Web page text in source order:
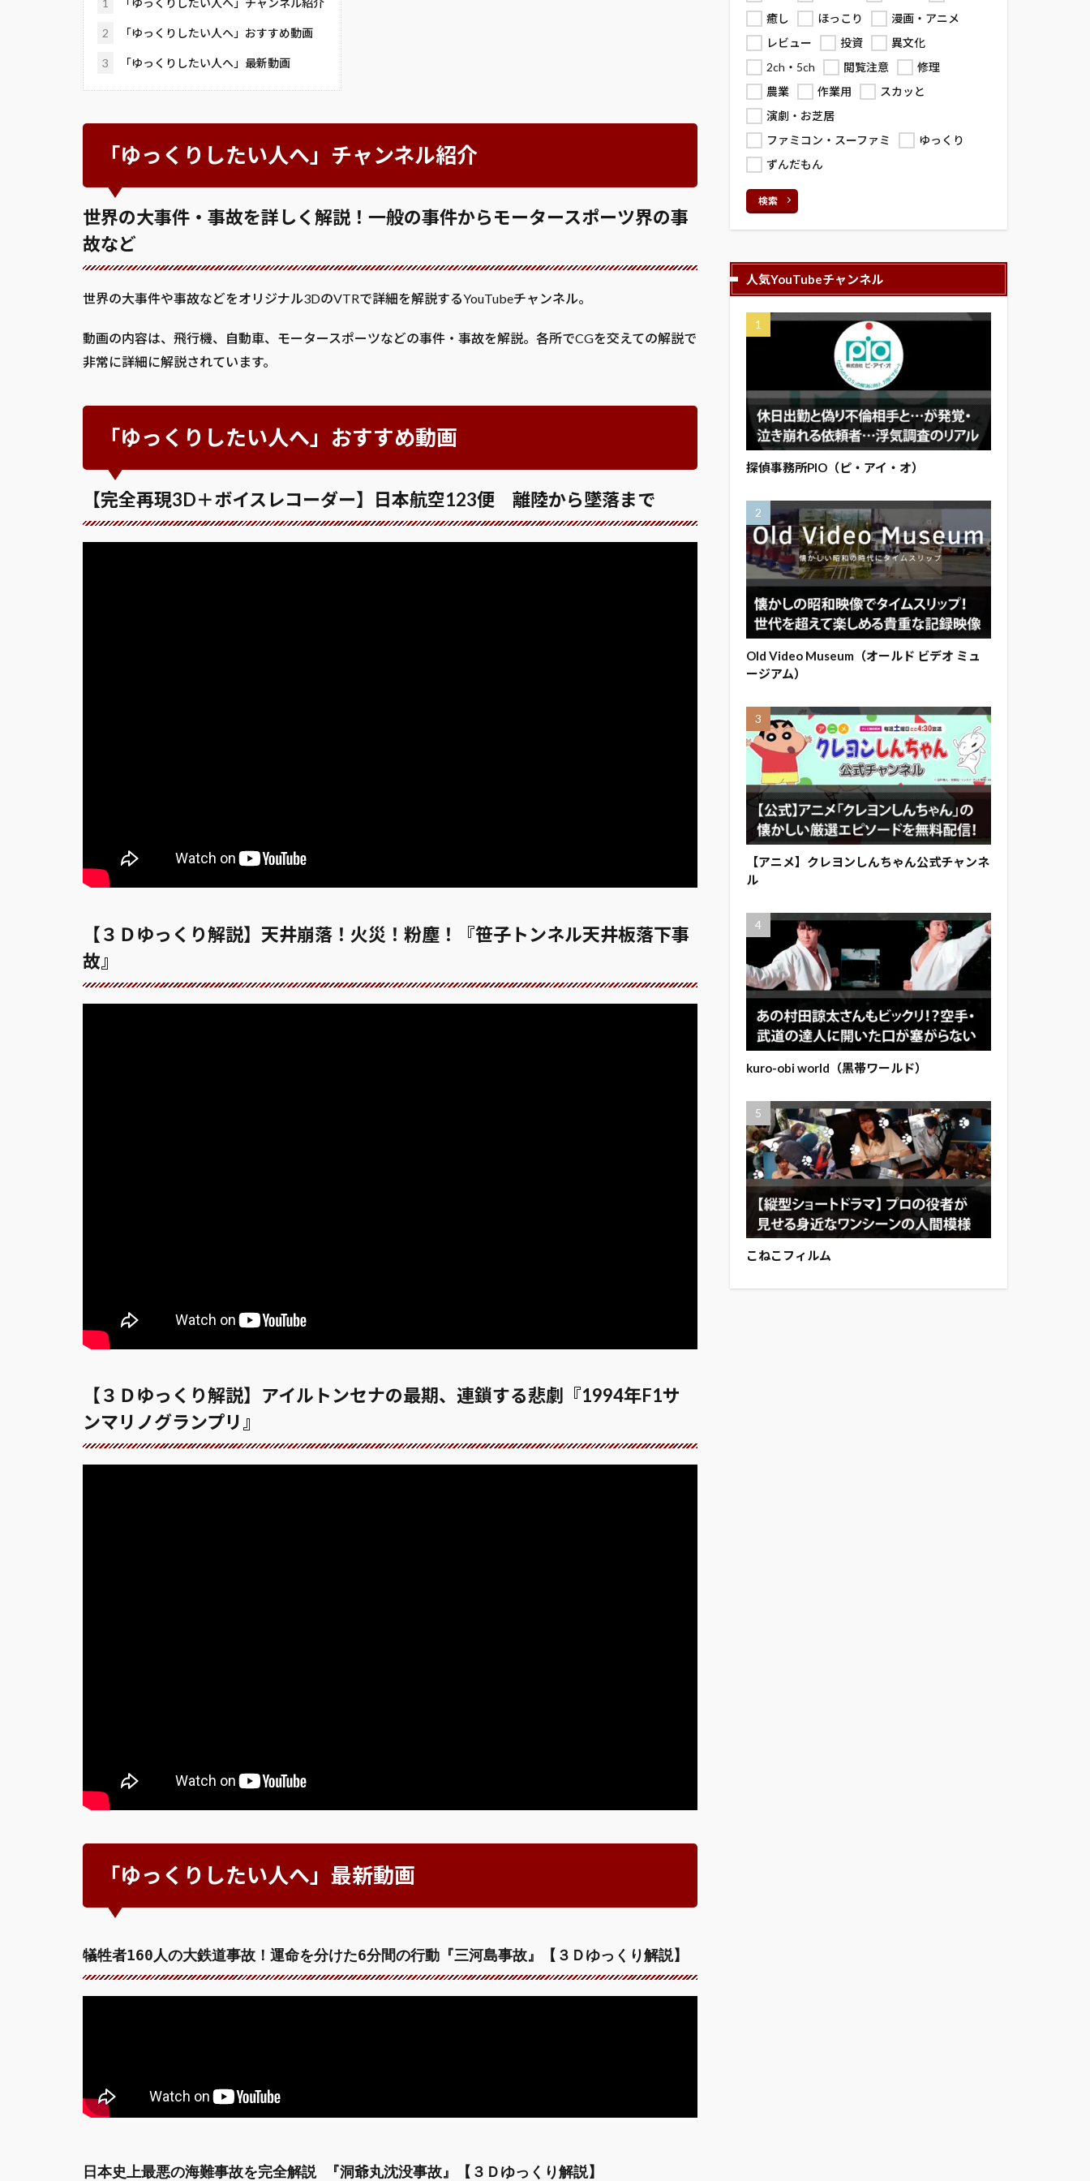
1 「ゆっくりしたい人へ」チャンネル紹介
2 「ゆっくりしたい人へ」おすすめ動画
3 「ゆっくりしたい人へ」最新動画
「ゆっくりしたい人へ」チャンネル紹介
世界の大事件・事故を詳しく解説！一般の事件からモータースポーツ界の事
故など
世界の大事件や事故などをオリジナル3DのVTRで詳細を解説するYouTubeチャンネル。
動画の内容は、飛行機、自動車、モータースポーツなどの事件・事故を解説。各所でCGを交えての解説で
非常に詳細に解説されています。
「ゆっくりしたい人へ」おすすめ動画
【完全再現3D＋ボイスレコーダー】日本航空123便 離陸から墜落まで
【３Ｄゆっくり解説】天井崩落！火災！粉塵！『笹子トンネル天井板落下事
故』
【３Ｄゆっくり解説】アイルトンセナの最期、連鎖する悲劇『1994年F1サ
ンマリノグランプリ』
「ゆっくりしたい人へ」最新動画
犠牲者160人の大鉄道事故！運命を分けた6分間の行動『三河島事故』【３Ｄゆっくり解説】
日本史上最悪の海難事故を完全解説 『洞爺丸沈没事故』【３Ｄゆっくり解説】
癒し
ほっこり
漫画・アニメ
レビュー
投資
異文化
2ch・5ch
閲覧注意
修理
農業
作業用
スカッと
演劇・お芝居
ファミコン・スーファミ
ゆっくり
ずんだもん
検索
人気YouTubeチャンネル
探偵事務所PIO（ピ・アイ・オ）
Old Video Museum（オールド ビデオ ミュ
ージアム）
【アニメ】クレヨンしんちゃん公式チャンネ
ル
kuro-obi world（黒帯ワールド）
こねこフィルム